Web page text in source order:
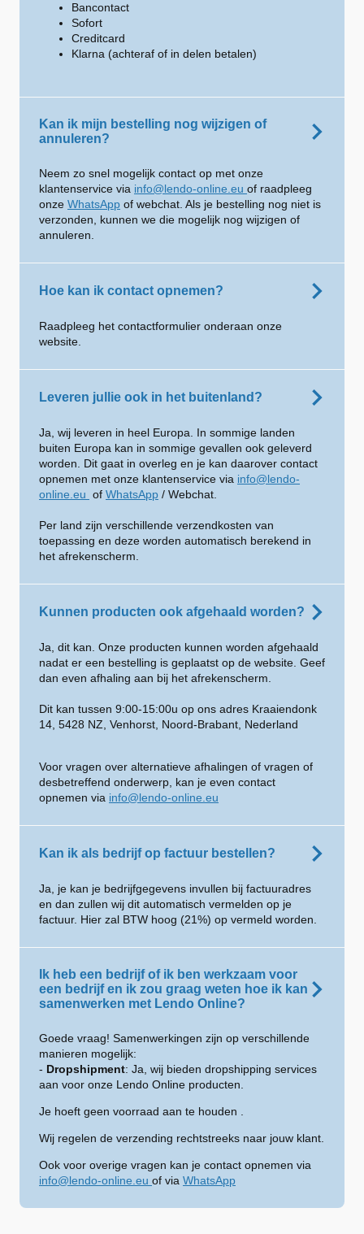
Bancontact
Sofort
Creditcard
Klarna (achteraf of in delen betalen)
Kan ik mijn bestelling nog wijzigen of
annuleren?
Neem zo snel mogelijk contact op met onze
klantenservice via info@lendo-online.eu of raadpleeg
onze WhatsApp of webchat. Als je bestelling nog niet is
verzonden, kunnen we die mogelijk nog wijzigen of
annuleren.
Hoe kan ik contact opnemen?
Raadpleeg het contactformulier onderaan onze
website.
Leveren jullie ook in het buitenland?
Ja, wij leveren in heel Europa. In sommige landen
buiten Europa kan in sommige gevallen ook geleverd
worden. Dit gaat in overleg en je kan daarover contact
opnemen met onze klantenservice via info@lendo-
online.eu of WhatsApp / Webchat.
Per land zijn verschillende verzendkosten van
toepassing en deze worden automatisch berekend in
het afrekenscherm.
Kunnen producten ook afgehaald worden?
Ja, dit kan. Onze producten kunnen worden afgehaald
nadat er een bestelling is geplaatst op de website. Geef
dan even afhaling aan bij het afrekenscherm.
Dit kan tussen 9:00-15:00u op ons adres Kraaiendonk
14, 5428 NZ, Venhorst, Noord-Brabant, Nederland
Voor vragen over alternatieve afhalingen of vragen of
desbetreffend onderwerp, kan je even contact
opnemen via info@lendo-online.eu
Kan ik als bedrijf op factuur bestellen?
Ja, je kan je bedrijfgegevens invullen bij factuuradres
en dan zullen wij dit automatisch vermelden op je
factuur. Hier zal BTW hoog (21%) op vermeld worden.
Ik heb een bedrijf of ik ben werkzaam voor
een bedrijf en ik zou graag weten hoe ik kan
samenwerken met Lendo Online?
Goede vraag! Samenwerkingen zijn op verschillende
manieren mogelijk:
- Dropshipment: Ja, wij bieden dropshipping services
aan voor onze Lendo Online producten.
Je hoeft geen voorraad aan te houden .
Wij regelen de verzending rechtstreeks naar jouw klant.
Ook voor overige vragen kan je contact opnemen via
info@lendo-online.eu of via WhatsApp